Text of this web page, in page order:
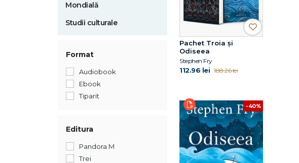
Mondială
Studii culturale
Format
Audiobook
Ebook
Tiparit
Editura
Pandora M
Trei
Pachet Troia și
Odiseea
Stephen Fry
112.96 lei 188.26 lei
-40%